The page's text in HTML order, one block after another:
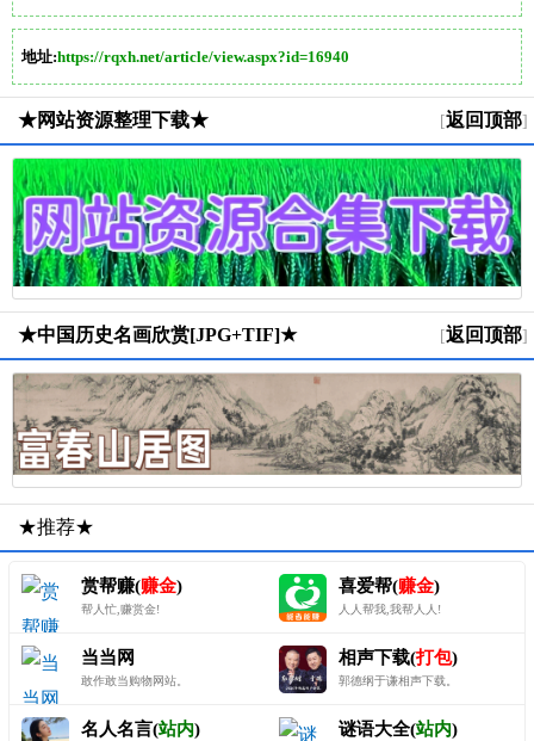
地址:https://rqxh.net/article/view.aspx?id=16940
★网站资源整理下载★ [返回顶部]
★中国历史名画欣赏[JPG+TIF]★ [返回顶部]
★推荐★
赏帮赚(赚金)
帮人忙,赚赏金!
喜爱帮(赚金)
人人帮我,我帮人人!
当当网
敢作敢当购物网站。
相声下载(打包)
郭德纲于谦相声下载。
名人名言(站内) 谜语大全(站内)